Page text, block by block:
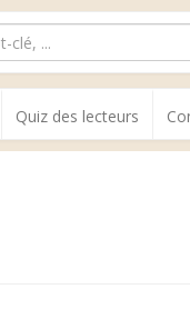
Quiz des lecteurs